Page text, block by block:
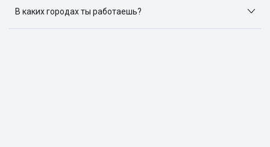
объявлений: ЦИАН, Домклик, Яндекс.Недвижимость,
Авито, Самолет.Плюс.
В каких городах ты работаешь?